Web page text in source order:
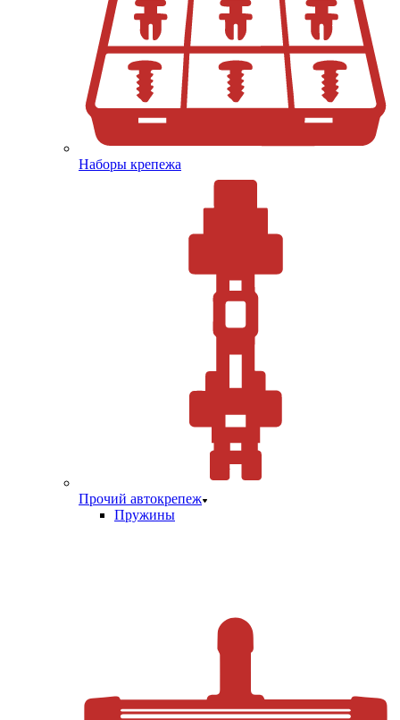
Наборы крепежа
Прочий автокрепеж
Пружины